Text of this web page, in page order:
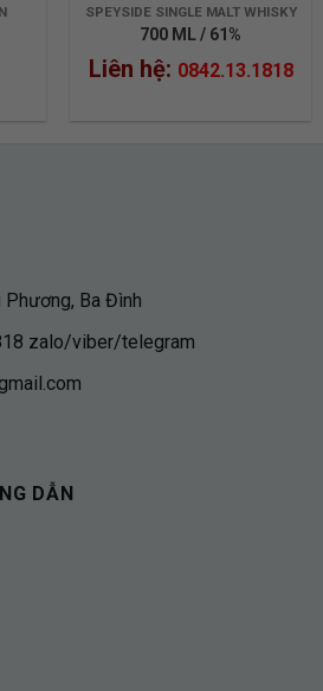
SPEYSIDE SINGLE MALT WHISKY
700 ML / 61%
Liên hệ: 0842.13.1818
Phương, Ba Đình
zalo/viber/telegram
DẪN